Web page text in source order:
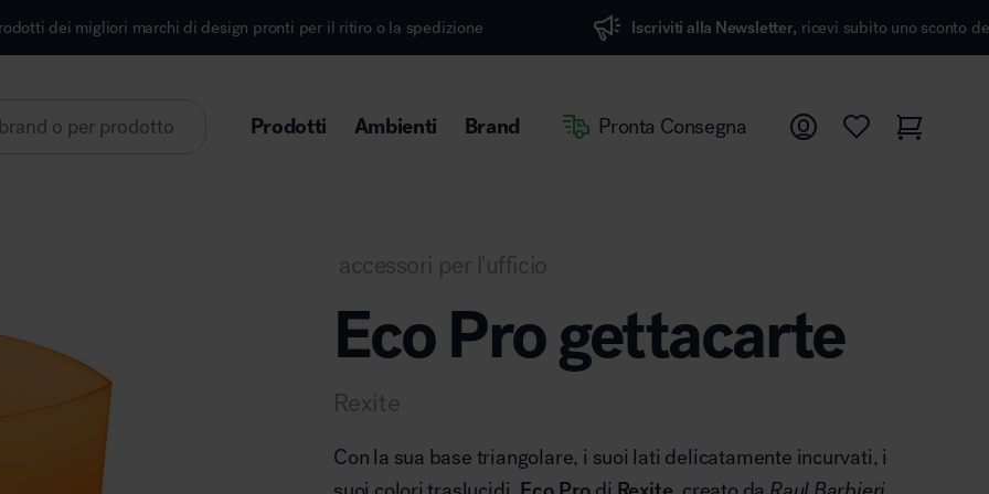
di design pronti per il ritiro o la spedizione Iscriviti alla Newsletter, ricevi subito uno sconto del 7%
Prodotti Ambienti Brand Pronta Consegna
Area direzionale
accessori per l'ufficio
Eco Pro gettacarte
Rexite
Con la sua base triangolare, i suoi lati delicatamente incurvati, i